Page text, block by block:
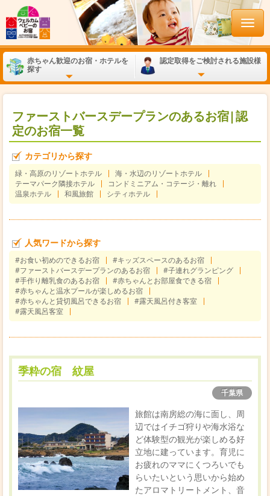
赤ちゃん歓迎のお宿・ホテルを
探す
認定取得をご検討される施設様
ファーストバースデープランのあるお宿|認
定のお宿一覧
カテゴリから探す
緑・高原のリゾートホテル
海・水辺のリゾートホテル
テーマパーク隣接ホテル
コンドミニアム・コテージ・離れ
温泉ホテル
和風旅館 シティホテル
人気ワードから探す
#お食い初めのできるお宿
#キッズスペースのあるお宿
#ファーストバースデープランのあるお宿
#子連れグランピング
#手作り離乳食のあるお宿
#赤ちゃんとお部屋食できる宿
#赤ちゃんと温水プールが楽しめるお宿
#赤ちゃんと貸切風呂できるお宿
#露天風呂付き客室
#露天風呂客室
季粋の宿 紋屋
千葉県
旅館は南房総の海に面し、周
辺ではイチゴ狩りや海水浴な
ど体験型の観光が楽しめる好
立地に建っています。育児に
お疲れのママにくつろいでも
らいたいという思いから始め
たアロマトリートメント、音